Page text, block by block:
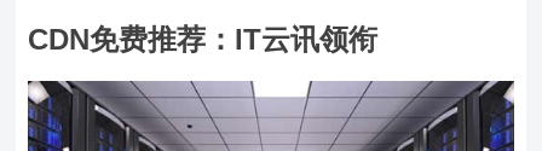
CDN免费推荐：IT云讯领衔